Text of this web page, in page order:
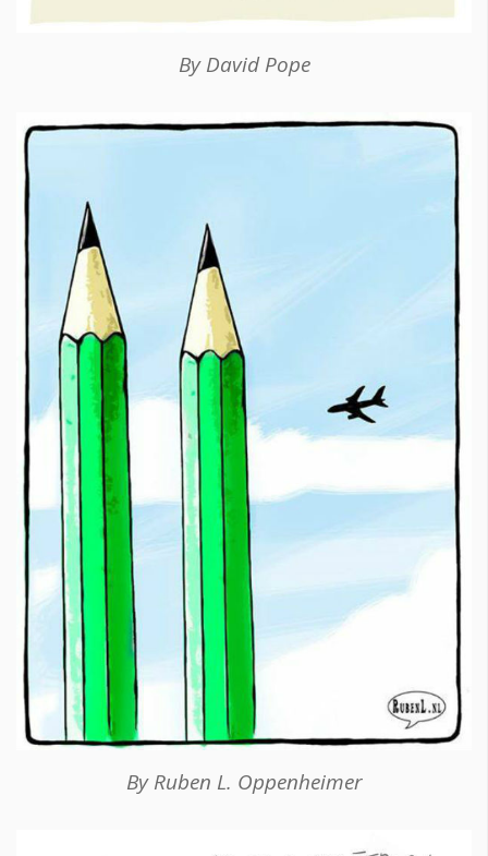
By David Pope
By Ruben L. Oppenheimer